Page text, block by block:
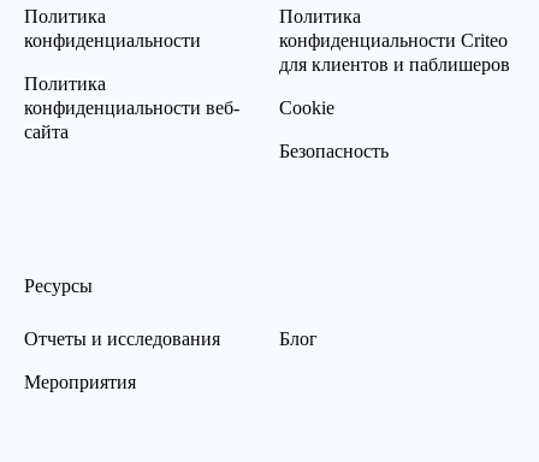
Политика
конфиденциальности
Политика
конфиденциальности веб-
сайта
Политика
конфиденциальности Criteo
для клиентов и паблишеров
Cookie
Безопасность
Ресурсы
Отчеты и исследования
Мероприятия
Блог